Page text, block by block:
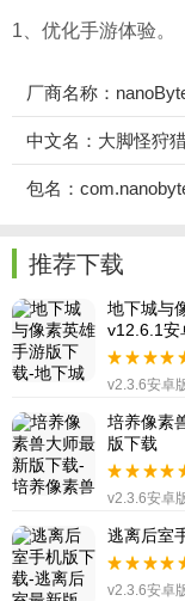
1、优化手游体验。
厂商名称：
中文名：大脚怪狩
包名：
推荐下载
地下城与
v12.6.1安
v2.3.6安卓
培养像素
版下载
v2.3.6安卓
逃离后室
v2.3.6安卓